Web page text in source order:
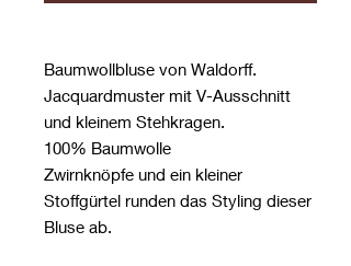
Baumwollbluse von Waldorff.
Jacquardmuster mit V-Ausschnitt
und kleinem Stehkragen.
100% Baumwolle
Zwirnknöpfe und ein kleiner
Stoffgürtel runden das Styling dieser
Bluse ab.